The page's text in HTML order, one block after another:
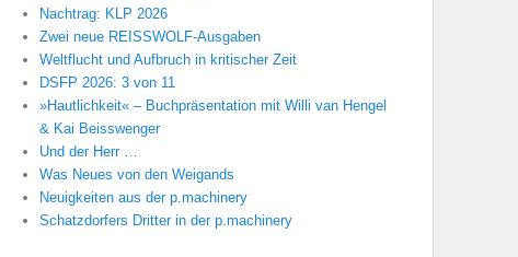
Nachtrag: KLP 2026
Zwei neue REISSWOLF-Ausgaben
Weltflucht und Aufbruch in kritischer Zeit
DSFP 2026: 3 von 11
»Hautlichkeit« – Buchpräsentation mit Willi van Hengel
& Kai Beisswenger
Und der Herr …
Was Neues von den Weigands
Neuigkeiten aus der p.machinery
Schatzdorfers Dritter in der p.machinery